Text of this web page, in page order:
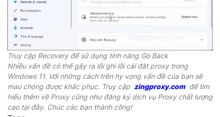
Truy cập Recovery để sử dụng tính năng Go Back
Nhiều vấn đề có thể gây ra lỗi ghi lỗi cài đặt proxy trong
Windows 11. Với những cách trên hy vọng vấn đề của bạn sẽ
mau chóng được khắc phục. Truy cập zingproxy.com để tìm
hiểu thêm về Proxy cũng như đăng ký dịch vụ Proxy chất lượng
cao tại đây. Chúc các bạn thành công!